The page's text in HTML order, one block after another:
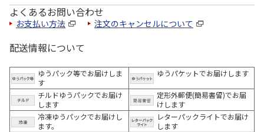
よくあるお問い合わせ
お支払い方法 注文のキャンセルについて
配送情報について
ゆうパック等でお届けしま
す
ゆうパケットでお届けします
チルドゆうパックでお届け
します
定形外郵便(簡易書留)でお届
けします
冷凍ゆうパックでお届けし
ます。
レターパックライトでお届け
します